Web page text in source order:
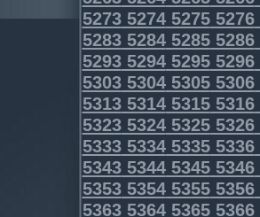
5273527452755276
5283528452855286
5293529452955296
5303530453055306
5313531453155316
5323532453255326
5333533453355336
5343534453455346
5353535453555356
5363536453655366